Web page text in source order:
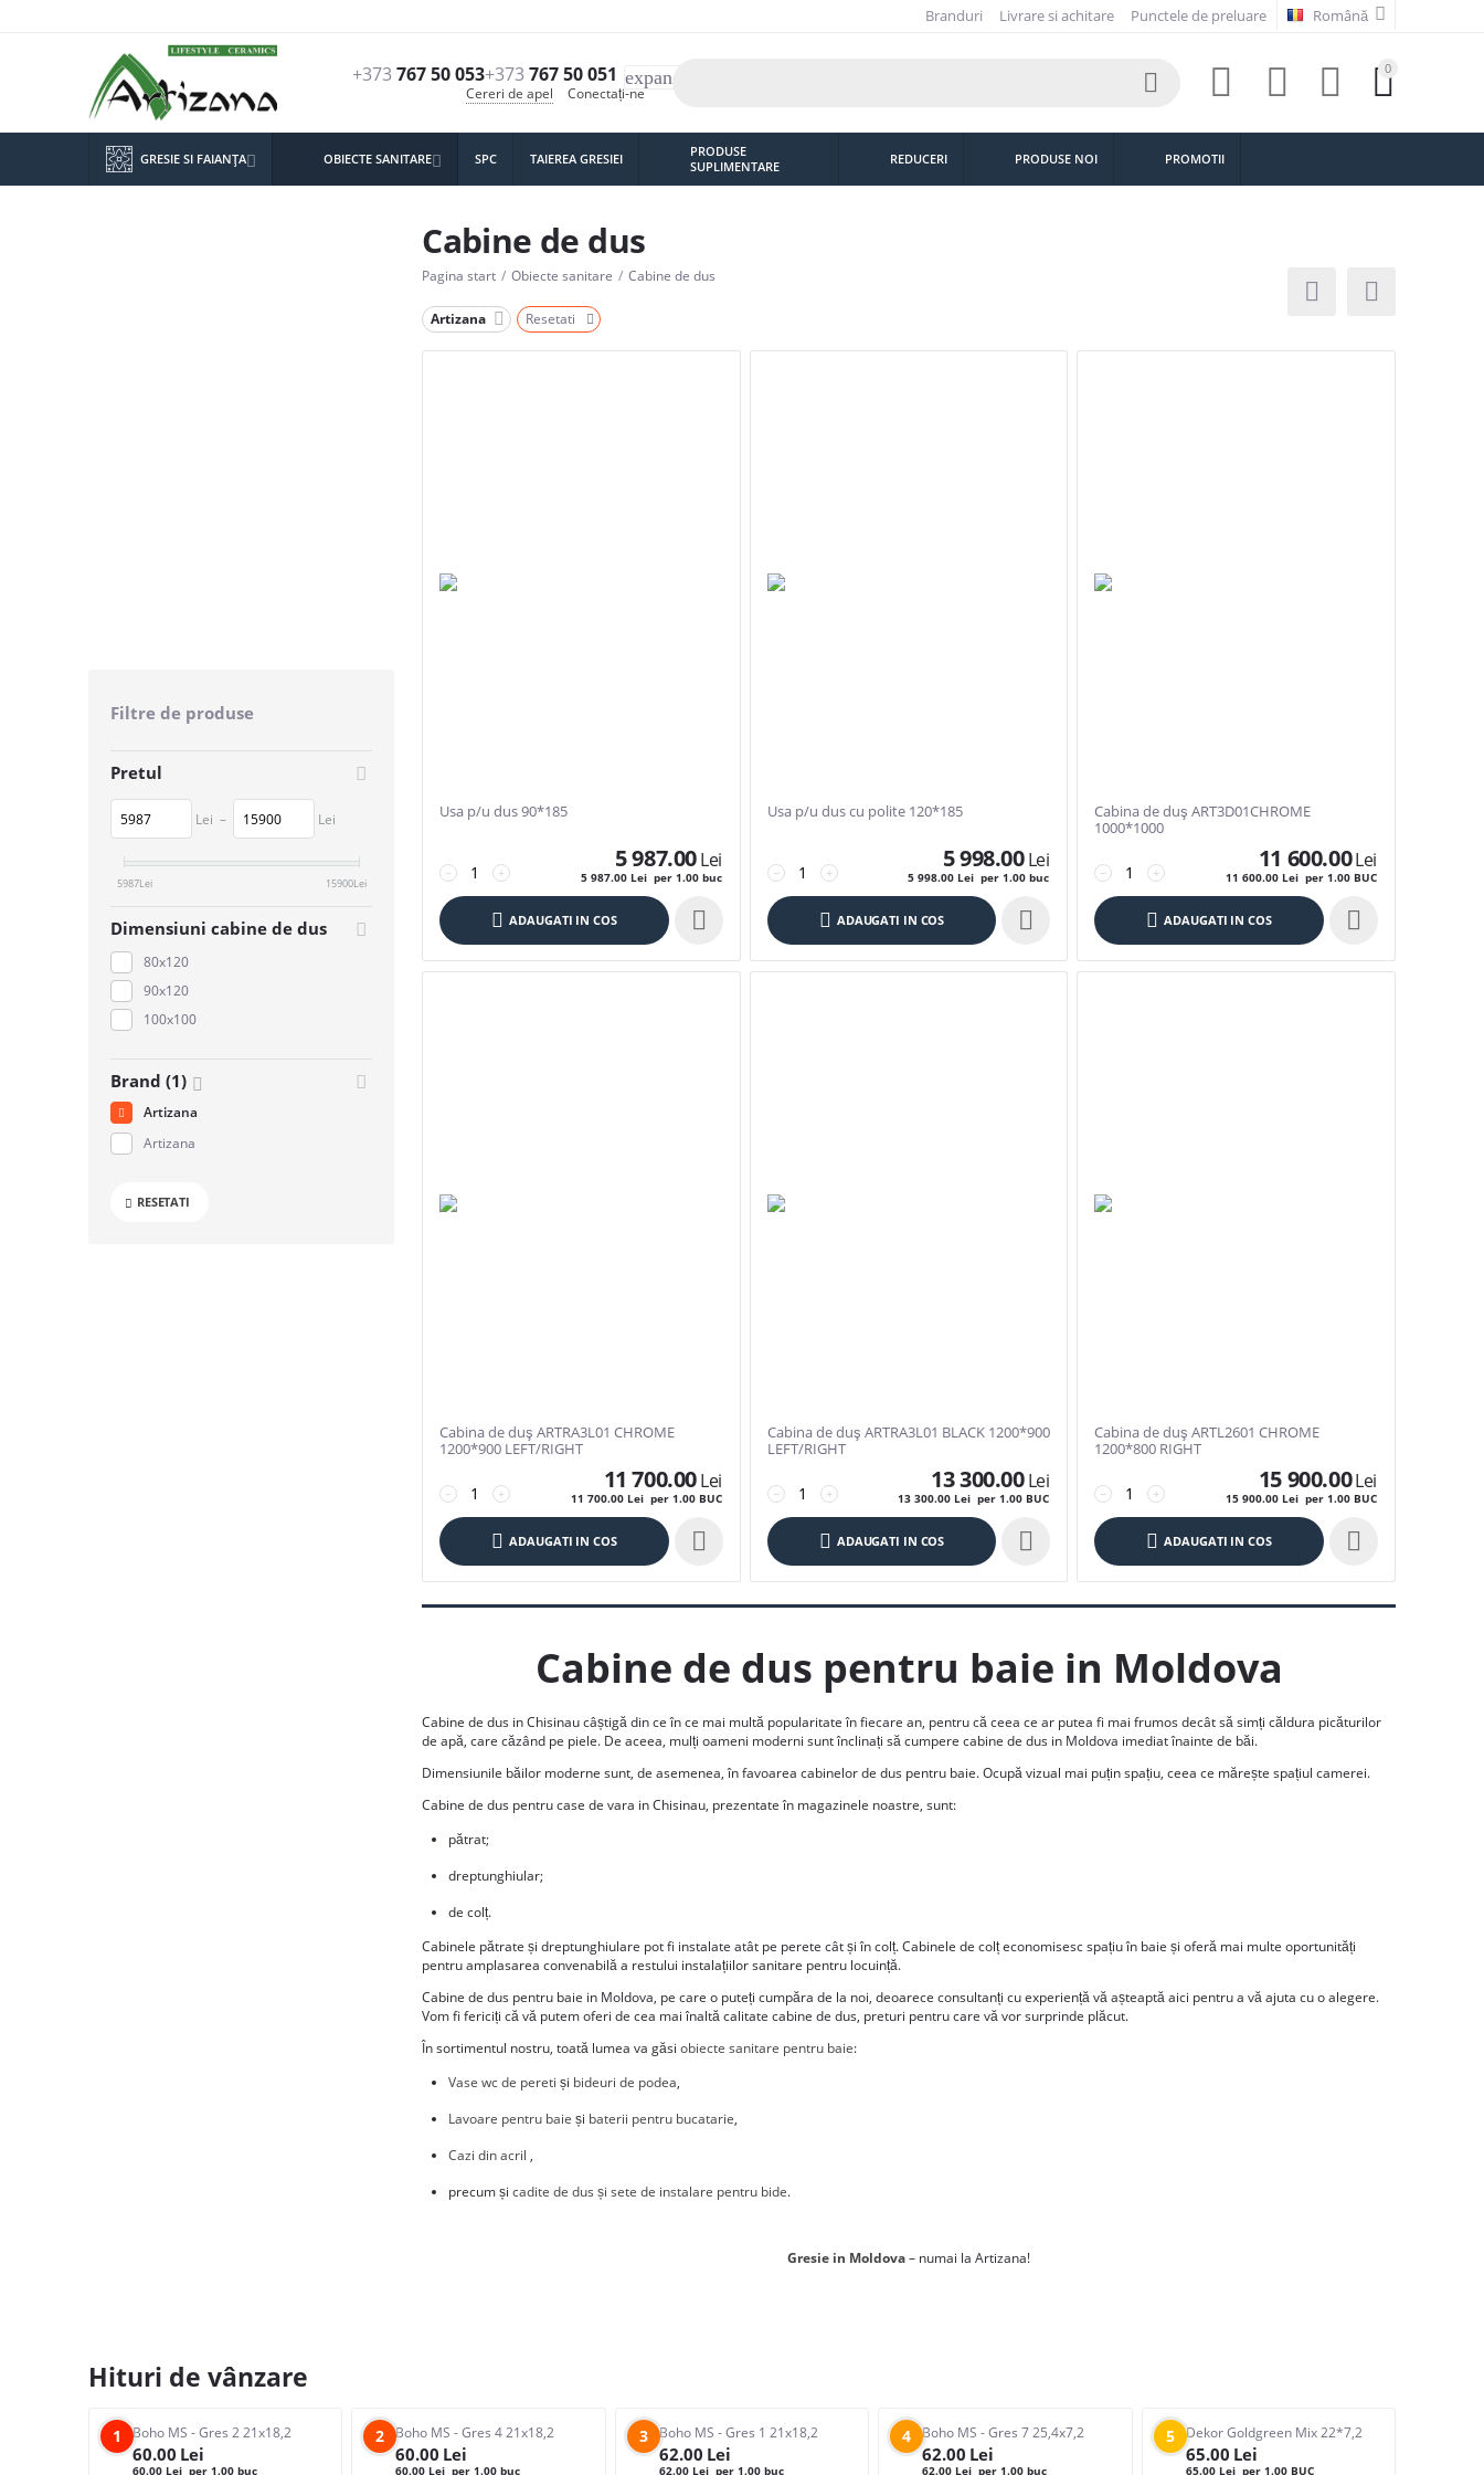
Română
Branduri Livrare si achitare Punctele de preluare
+373 767 50 053+373 767 50 051 expand_more
Cereri de apel Conectați-ne
0


 

GRESIE SI FAIANŢA OBIECTE SANITARE SPC TAIEREA GRESIEI
PRODUSE
SUPLIMENTARE
REDUCERI PRODUSE NOI PROMOTII
Filtre de produse
Pretul
Lei – Lei
5987Lei 15900Lei
Dimensiuni cabine de dus
80х120
90х120
100х100
Brand (1)
Artizana
Artizana
RESETATI
Cabine de dus
Pagina start / Obiecte sanitare / Cabine de dus
Artizana Resetati
 
Usa p/u dus 90*185
+
− 5 987.00Lei
5 987.00 Leiper 1.00 buc
ADAUGATI IN COS 
Usa p/u dus cu polite 120*185
+
− 5 998.00Lei
5 998.00 Lei per 1.00 buc
ADAUGATI IN COS 
Cabina de duş ART3D01CHROME
1000*1000
+
− 11 600.00Lei
11 600.00 Leiper 1.00 BUC
ADAUGATI IN COS 
Cabina de duş ARTRA3L01 CHROME
1200*900 LEFT/RIGHT
+
− 11 700.00Lei
11 700.00 Leiper 1.00 BUC
ADAUGATI IN COS 
Cabina de duş ARTRA3L01 BLACK 1200*900
LEFT/RIGHT
+
− 13 300.00Lei
13 300.00 Lei per 1.00 BUC
ADAUGATI IN COS 
Cabina de duş ARTL2601 CHROME
1200*800 RIGHT
+
− 15 900.00Lei
15 900.00 Leiper 1.00 BUC
ADAUGATI IN COS 
Cabine de dus pentru baie in Moldova
Cabine de dus in Chisinau câștigă din ce în ce mai multă popularitate în fiecare an, pentru că ceea ce ar putea fi mai frumos decât să simți căldura picăturilor
de apă, care căzând pe piele. De aceea, mulți oameni moderni sunt înclinați să cumpere cabine de dus in Moldova imediat înainte de băi.
Dimensiunile băilor moderne sunt, de asemenea, în favoarea cabinelor de dus pentru baie. Ocupă vizual mai puțin spațiu, ceea ce mărește spațiul camerei.
Cabine de dus pentru case de vara in Chisinau, prezentate în magazinele noastre, sunt:
pătrat;
dreptunghiular;
de colț.
Cabinele pătrate și dreptunghiulare pot fi instalate atât pe perete cât și în colț. Cabinele de colț economisesc spațiu în baie și oferă mai multe oportunități
pentru amplasarea convenabilă a restului instalațiilor sanitare pentru locuință.
Cabine de dus pentru baie in Moldova, pe care o puteți cumpăra de la noi, deoarece consultanți cu experiență vă așteaptă aici pentru a vă ajuta cu o alegere.
Vom fi fericiți că vă putem oferi de cea mai înaltă calitate cabine de dus, preturi pentru care vă vor surprinde plăcut.
În sortimentul nostru, toată lumea va găsiobiecte sanitare pentru baie:
Vase wc de pereti și bideuri de podea,
Lavoare pentru baie și baterii pentru bucatarie,
Cazi din acril ,
precum șicadite de dus șisete de instalare pentru bide.
Gresie in Moldova– numai la Artizana!
Hituri de vânzare
1 Boho MS - Gres 2 21x18,2
60.00 Lei
60.00 Leiper 1.00 buc
2 Boho MS - Gres 4 21x18,2
60.00 Lei
60.00 Lei per 1.00 buc
3 Boho MS - Gres 1 21x18,2
62.00 Lei
62.00 Leiper 1.00 buc
4 Boho MS - Gres 7 25,4x7,2
62.00 Lei
62.00 Lei per 1.00 buc
5 Dekor Goldgreen Mix 22*7,2
65.00 Lei
65.00 Leiper 1.00 BUC